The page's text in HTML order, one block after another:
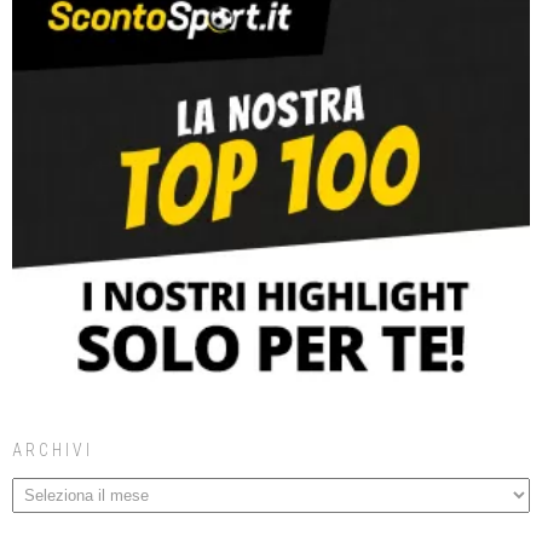
ARCHIVI